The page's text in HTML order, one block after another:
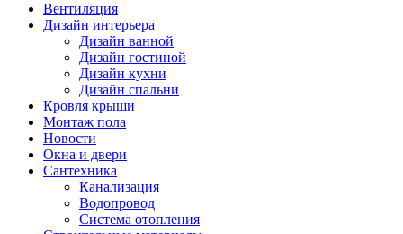
Вентиляция
Дизайн интерьера
Дизайн ванной
Дизайн гостиной
Дизайн кухни
Дизайн спальни
Кровля крыши
Монтаж пола
Новости
Окна и двери
Сантехника
Канализация
Водопровод
Система отопления